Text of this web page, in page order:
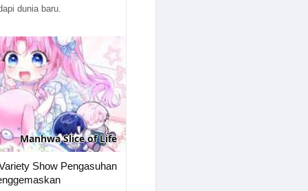
dunia baru.
ManhwaSlice of Life
Show Pengasuhan